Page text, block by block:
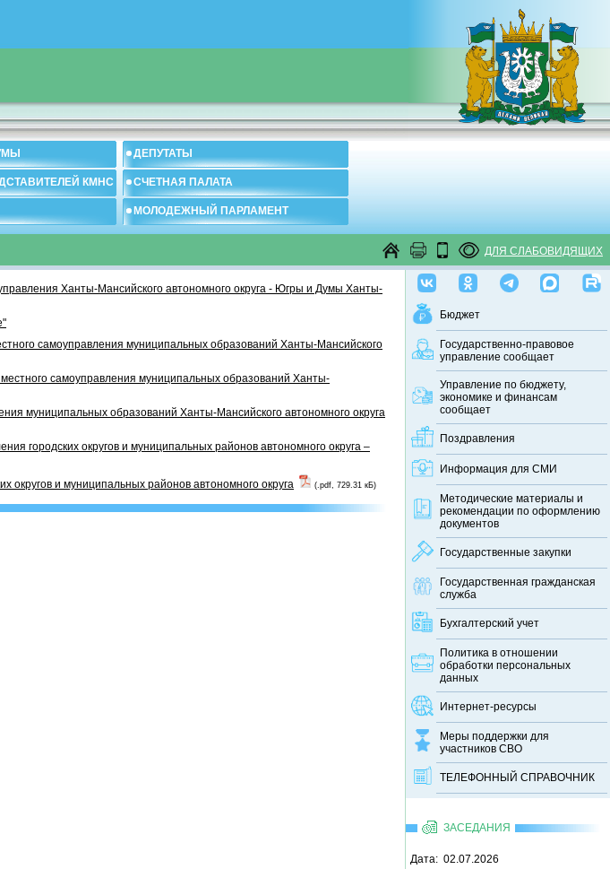
ДЕПУТАТЫ
КМНС СЧЕТНАЯ ПАЛАТА
МОЛОДЕЖНЫЙ ПАРЛАМЕНТ
ДЛЯ СЛАБОВИДЯЩИХ
Бюджет
Государственно-правовое
управление сообщает
Управление по бюджету,
экономике и финансам
сообщает
Поздравления
Информация для СМИ
Методические материалы и
рекомендации по оформлению
документов
Государственные закупки
Государственная гражданская
служба
Бухгалтерский учет
Политика в отношении
обработки персональных
данных
Интернет-ресурсы
Меры поддержки для
участников СВО
ТЕЛЕФОННЫЙ CПРАВОЧНИК
ЗАСЕДАНИЯ
Дата: 02.07.2026
Ханты-Мансийского автономного округа - Югры и Думы Ханты-
самоуправления муниципальных образований Ханты-Мансийского
самоуправления муниципальных образований Ханты-
муниципальных образований Ханты-Мансийского автономного округа
городских округов и муниципальных районов автономного округа –
округов и муниципальных районов автономного округа
(.pdf, 729.31 кБ)